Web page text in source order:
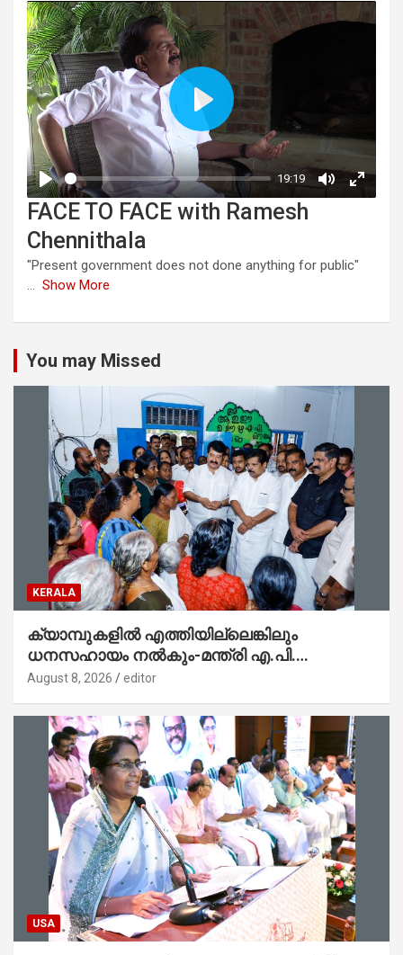
FACE TO FACE with Ramesh
Chennithala
"Present government does not done anything for public"
... Show More
You may Missed
KERALA
ക്യാമ്പുകളിൽ എത്തിയില്ലെങ്കിലും
ധനസഹായം നൽകും-മന്ത്രി എ.പി.
അനിൽകുമാർ
August 8, 2026 editor
USA